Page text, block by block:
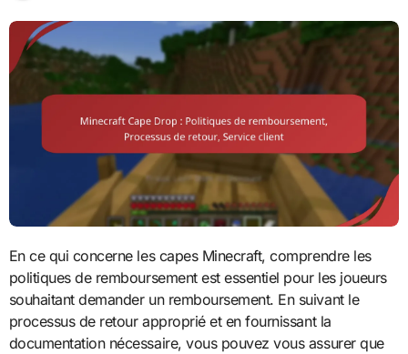
En ce qui concerne les capes Minecraft, comprendre les
politiques de remboursement est essentiel pour les joueurs
souhaitant demander un remboursement. En suivant le
processus de retour approprié et en fournissant la
documentation nécessaire, vous pouvez vous assurer que